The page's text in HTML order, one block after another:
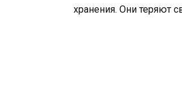
хранения. Они теряют